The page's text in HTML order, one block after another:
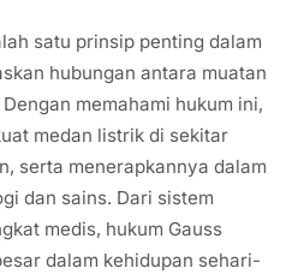
satu prinsip penting dalam
hubungan antara muatan
memahami hukum ini,
medan listrik di sekitar
serta menerapkannya dalam
dan sains. Dari sistem
medis, hukum Gauss
dalam kehidupan sehari-